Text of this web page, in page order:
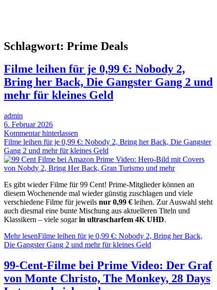
Schlagwort: Prime Deals
Filme leihen für je 0,99 €: Nobody 2,
Bring her Back, Die Gangster Gang 2 und
mehr für kleines Geld
admin
6. Februar 2026
Kommentar hinterlassen
Filme leihen für je 0,99 €: Nobody 2, Bring her Back, Die Gangster
Gang 2 und mehr für kleines Geld
Es gibt wieder Filme für 99 Cent! Prime-Mitglieder können an
diesem Wochenende mal wieder günstig zuschlagen und viele
verschiedene Filme für jeweils nur 0,99 € leihen. Zur Auswahl steht
auch diesmal eine bunte Mischung aus aktuelleren Titeln und
Klassikern – viele sogarin ultrascharfem 4K UHD.
Mehr lesenFilme leihen für je 0,99 €: Nobody 2, Bring her Back,
Die Gangster Gang 2 und mehr für kleines Geld
99-Cent-Filme bei Prime Video: Der Graf
von Monte Christo, The Monkey, 28 Days